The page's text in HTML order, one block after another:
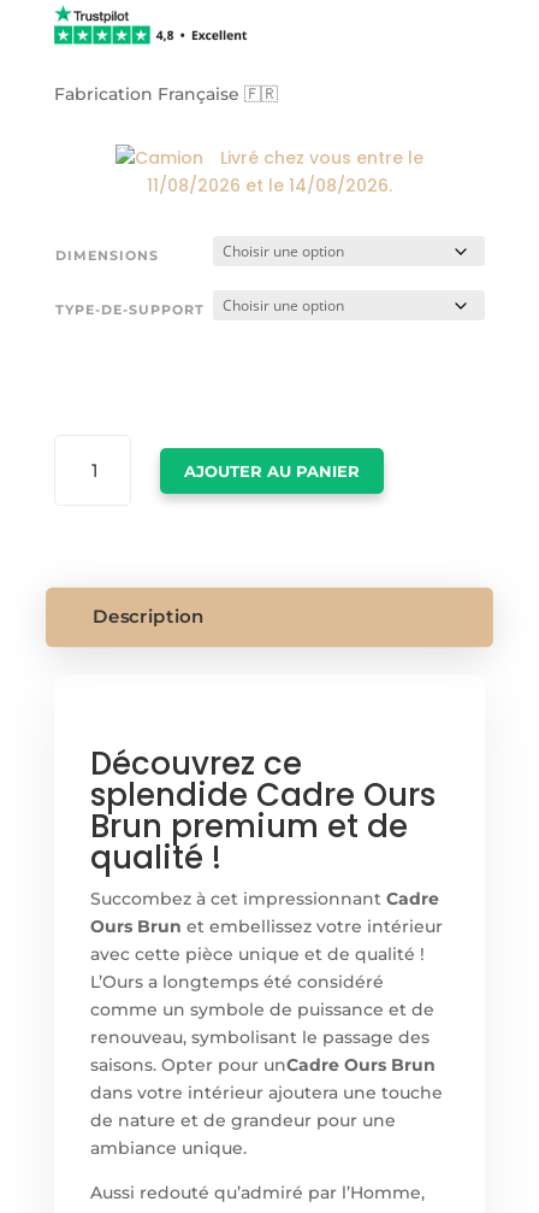
Fabrication Française 🇫🇷
Livré chez vous entre le
11/08/2026 et le 14/08/2026.
DIMENSIONS
TYPE-DE-SUPPORT
AJOUTER AU PANIER
Description
Découvrez ce
splendide Cadre Ours
Brun premium et de
qualité !
Succombez à cet impressionnant Cadre
Ours Brun et embellissez votre intérieur
avec cette pièce unique et de qualité !
L’Ours a longtemps été considéré
comme un symbole de puissance et de
renouveau, symbolisant le passage des
saisons. Opter pour unCadre Ours Brun
dans votre intérieur ajoutera une touche
de nature et de grandeur pour une
ambiance unique.
Aussi redouté qu’admiré par l’Homme,